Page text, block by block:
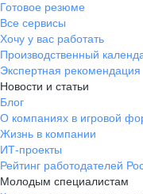
Готовое резюме
Все сервисы
Хочу у вас работать
Производственный
Экспертная рекомендация
Новости и статьи
Блог
О компаниях в игровой
Жизнь в компании
ИТ-проекты
Рейтинг работодателей
Молодым специалистам